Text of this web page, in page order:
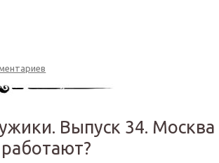
Выпуск 34. Москва